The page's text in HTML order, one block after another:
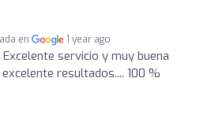
en 1 year ago
Excelente servicio y muy buena
resultados.... 100 %